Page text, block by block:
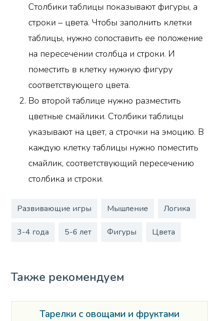
Столбики таблицы показывают фигуры, а
строки – цвета. Чтобы заполнить клетки
таблицы, нужно сопоставить ее положение
на пересечении столбца и строки. И
поместить в клетку нужную фигуру
соответствующего цвета.
Во второй таблице нужно разместить
цветные смайлики. Столбики таблицы
указывают на цвет, а строчки на эмоцию. В
каждую клетку таблицы нужно поместить
смайлик, соответствующий пересечению
столбика и строки.
Развивающие игры Мышление Логика
3-4 года 5-6 лет Фигуры Цвета
Также рекомендуем
Тарелки с овощами и фруктами